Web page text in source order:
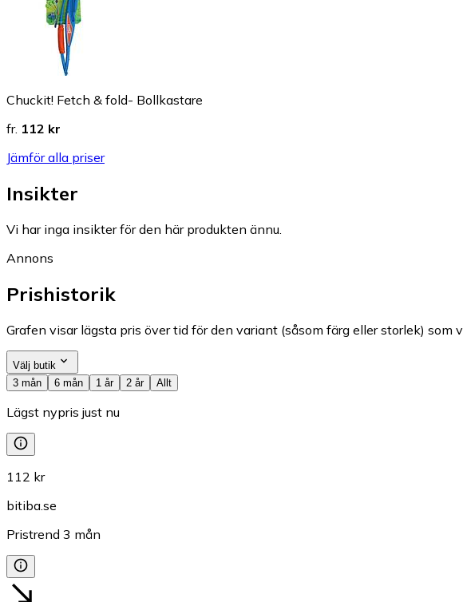
Chuckit! Fetch & fold- Bollkastare
fr. 112 kr
Jämför alla priser
Insikter
Vi har inga insikter för den här produkten ännu.
Annons
Prishistorik
Grafen visar lägsta pris över tid för den variant (såsom färg eller storlek)
Välj butik
3 mån
6 mån 1 år 2 år Allt
Lägst nypris just nu
112 kr
bitiba.se
Pristrend 3 mån